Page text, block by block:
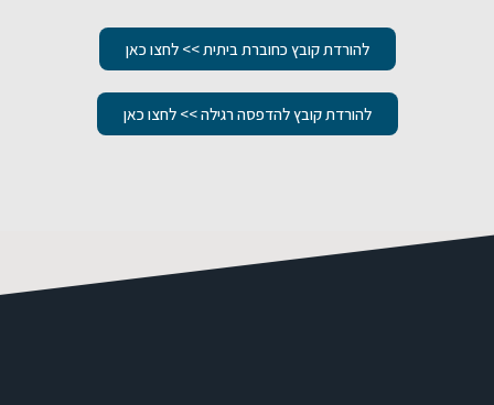
להורדת קובץ כחוברת ביתית >> לחצו כאן
להורדת קובץ להדפסה רגילה >> לחצו כאן